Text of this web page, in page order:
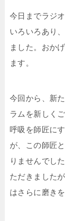
今日までラジ
いろいろあり
ました。おか
ます。
今回から、新
ラムを新しく
呼吸を師匠に
が、この師匠
りませんでし
ただきました
はさらに磨き